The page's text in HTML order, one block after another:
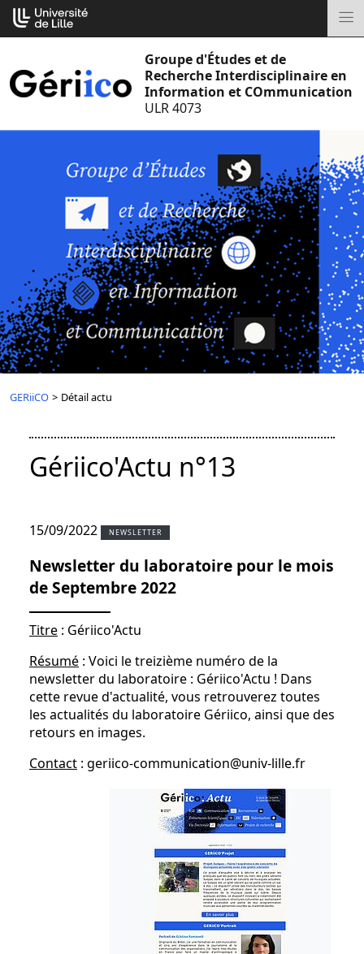
Aller
au
Groupe d'Études et de
Recherche Interdisciplinaire en
Information et COmmunication
ULR 4073
GERiiCO > Détail actu
Gériico'Actu n°13
15/09/2022 NEWSLETTER
Newsletter du laboratoire pour le mois
de Septembre 2022
Titre : Gériico'Actu
Résumé : Voici le treizième numéro de la
newsletter du laboratoire : Gériico'Actu ! Dans
cette revue d'actualité, vous retrouverez toutes
les actualités du laboratoire Gériico, ainsi que des
retours en images.
Contact : geriico-communication@univ-lille.fr
Cookies management panel